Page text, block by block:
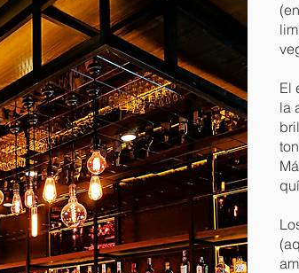
El
la